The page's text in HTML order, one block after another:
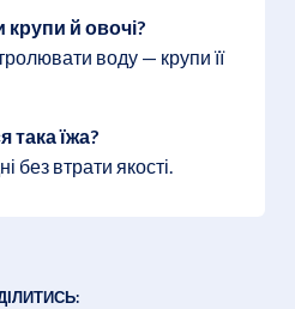
й овочі?
воду — крупи її
така їжа?
без втрати якості.